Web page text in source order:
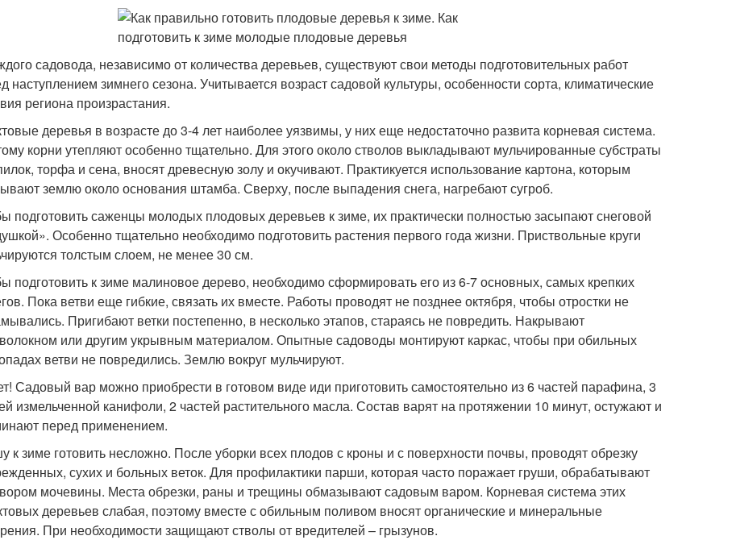
садовода, независимо от количества деревьев, существуют свои методы подготовительных работ
наступлением зимнего сезона. Учитывается возраст садовой культуры, особенности сорта, климатические
региона произрастания.
деревья в возрасте до 3-4 лет наиболее уязвимы, у них еще недостаточно развита корневая система.
корни утепляют особенно тщательно. Для этого около стволов выкладывают мульчированные субстраты
торфа и сена, вносят древесную золу и окучивают. Практикуется использование картона, которым
землю около основания штамба. Сверху, после выпадения снега, нагребают сугроб.
подготовить саженцы молодых плодовых деревьев к зиме, их практически полностью засыпают снеговой
Особенно тщательно необходимо подготовить растения первого года жизни. Приствольные круги
толстым слоем, не менее 30 см.
подготовить к зиме малиновое дерево, необходимо сформировать его из 6-7 основных, самых крепких
Пока ветви еще гибкие, связать их вместе. Работы проводят не позднее октября, чтобы отростки не
Пригибают ветки постепенно, в несколько этапов, стараясь не повредить. Накрывают
или другим укрывным материалом. Опытные садоводы монтируют каркас, чтобы при обильных
ветви не повредились. Землю вокруг мульчируют.
Садовый вар можно приобрести в готовом виде иди приготовить самостоятельно из 6 частей парафина, 3
измельченной канифоли, 2 частей растительного масла. Состав варят на протяжении 10 минут, остужают и
перед применением.
к зиме готовить несложно. После уборки всех плодов с кроны и с поверхности почвы, проводят обрезку
сухих и больных веток. Для профилактики парши, которая часто поражает груши, обрабатывают
мочевины. Места обрезки, раны и трещины обмазывают садовым варом. Корневая система этих
деревьев слабая, поэтому вместе с обильным поливом вносят органические и минеральные
При необходимости защищают стволы от вредителей – грызунов.